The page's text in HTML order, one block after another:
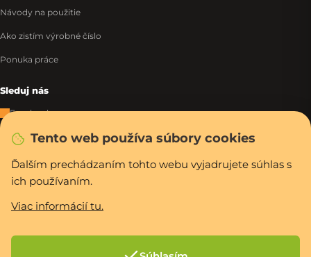
Tento web používa súbory cookies
Ďalším prechádzaním tohto webu vyjadrujete súhlas s
ich používaním.
Viac informácií tu.
Návody na použitie
Ako zistím výrobné číslo
Ponuka práce
Sleduj nás
Facebook
Instagram
Tiktok
WhatsApp